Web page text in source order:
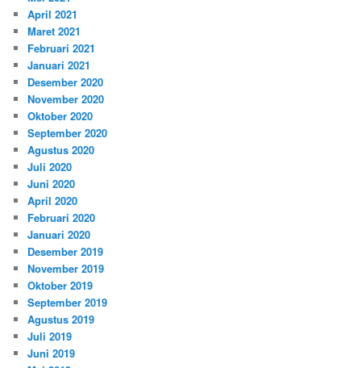
April 2021
Maret 2021
Februari 2021
Januari 2021
Desember 2020
November 2020
Oktober 2020
September 2020
Agustus 2020
Juli 2020
Juni 2020
April 2020
Februari 2020
Januari 2020
Desember 2019
November 2019
Oktober 2019
September 2019
Agustus 2019
Juli 2019
Juni 2019